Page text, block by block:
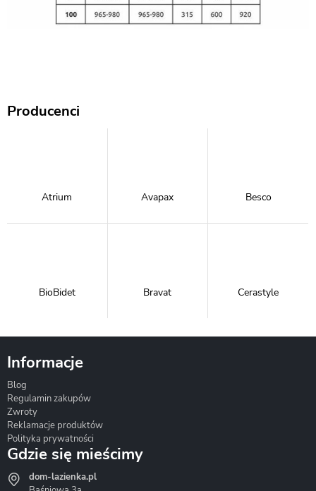
Producenci
Atrium Avapax Besco
BioBidet Bravat Cerastyle
Hydrostop
Informacje
Blog
Regulamin zakupów
Zwroty
Reklamacje produktów
Polityka prywatności
Gdzie się mieścimy
dom-lazienka.pl